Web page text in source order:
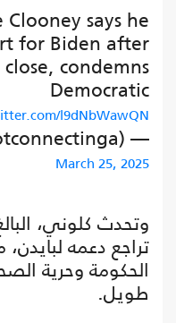
Clooney says he
for Biden after
condemns
Democratic
l9dNbWawQN
— Melissa Hallman (@dotconnectinga)
March 25, 2025
تراجع دعمه
الحكومة وحرية
طويل.